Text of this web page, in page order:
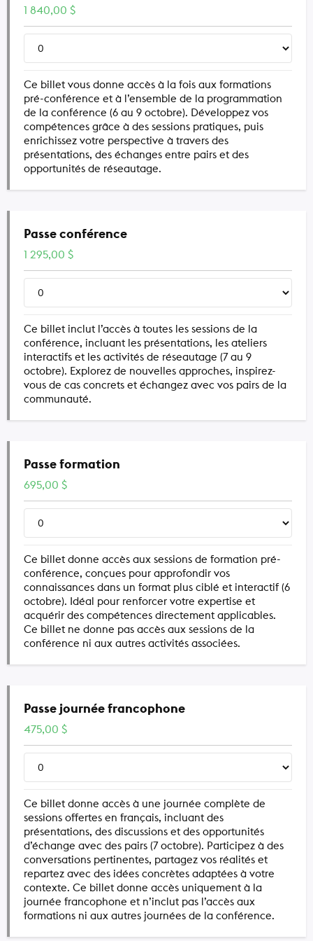
1 840,00 $
Ce billet vous donne accès à la fois aux formations
pré-conférence et à l’ensemble de la programmation
de la conférence (6 au 9 octobre). Développez vos
compétences grâce à des sessions pratiques, puis
enrichissez votre perspective à travers des
présentations, des échanges entre pairs et des
opportunités de réseautage.
Passe conférence
1 295,00 $
Ce billet inclut l’accès à toutes les sessions de la
conférence, incluant les présentations, les ateliers
interactifs et les activités de réseautage (7 au 9
octobre). Explorez de nouvelles approches, inspirez-
vous de cas concrets et échangez avec vos pairs de la
communauté.
Passe formation
695,00 $
Ce billet donne accès aux sessions de formation pré-
conférence, conçues pour approfondir vos
connaissances dans un format plus ciblé et interactif (6
octobre). Idéal pour renforcer votre expertise et
acquérir des compétences directement applicables.
Ce billet ne donne pas accès aux sessions de la
conférence ni aux autres activités associées.
Passe journée francophone
475,00 $
Ce billet donne accès à une journée complète de
sessions offertes en français, incluant des
présentations, des discussions et des opportunités
d’échange avec des pairs (7 octobre). Participez à des
conversations pertinentes, partagez vos réalités et
repartez avec des idées concrètes adaptées à votre
contexte. Ce billet donne accès uniquement à la
journée francophone et n’inclut pas l’accès aux
formations ni aux autres journées de la conférence.